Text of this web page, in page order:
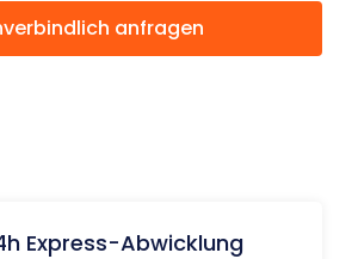
anfragen
Express-Abwicklung